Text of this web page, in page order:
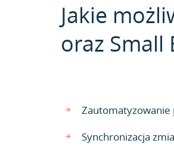
Jakie
oraz Small
Zautomatyzowanie
Synchronizacja